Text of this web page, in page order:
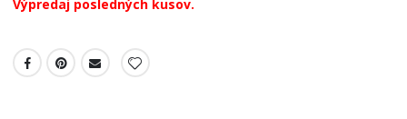
Výpredaj posledných kusov.